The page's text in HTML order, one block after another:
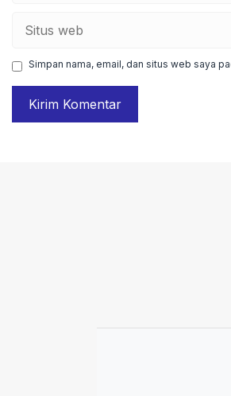
Simpan nama, email, dan situs web saya